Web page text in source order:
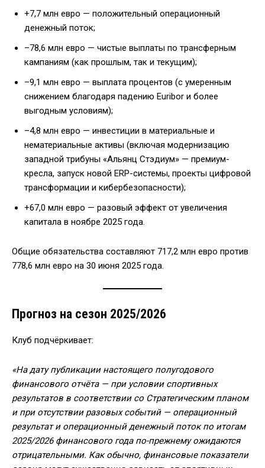
+7,7 млн евро — положительный операционный
денежный поток;
–78,6 млн евро — чистые выплаты по трансферным
кампаниям (как прошлым, так и текущим);
–9,1 млн евро — выплата процентов (с умеренным
снижением благодаря падению Euribor и более
выгодным условиям);
–4,8 млн евро — инвестиции в материальные и
нематериальные активы (включая модернизацию
западной трибуны «Альянц Стэдиум» — премиум-
кресла, запуск новой ERP-системы, проекты цифровой
трансформации и кибербезопасности);
+67,0 млн евро — разовый эффект от увеличения
капитала в ноябре 2025 года.
Общие обязательства составляют 717,2 млн евро против
778,6 млн евро на 30 июня 2025 года.
Прогноз на сезон 2025/2026
Клуб подчёркивает:
«На дату публикации настоящего полугодового
финансового отчёта — при условии спортивных
результатов в соответствии со Стратегическим планом
и при отсутствии разовых событий — операционный
результат и операционный денежный поток по итогам
2025/2026 финансового года по-прежнему ожидаются
отрицательными. Как обычно, финансовые показатели